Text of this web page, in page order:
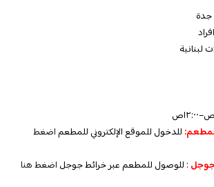
لبنانية
للدخول للموقع الإلكتروني للمطعماضغط
: للوصول للمطعم عبر خرائط جوجل اضغط هنا